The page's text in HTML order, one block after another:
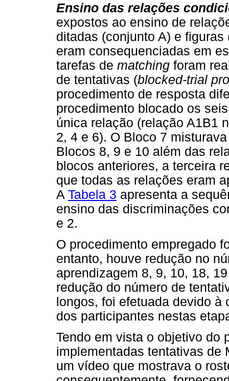
Ensino das relações
expostos ao ensino de
ditadas (conjunto A) e
eram consequenciadas em
tarefas de matching foram
de tentativas (blocked-trial
procedimento de resposta
procedimento blocado os
única relação (relação A1B1
2, 4 e 6). O Bloco 7
Blocos 8, 9 e 10 além das
blocos anteriores, a terceira
que todas as relações eram
A Tabela 3 apresenta a
ensino das discriminações
e 2.
O procedimento empregado
entanto, houve redução no
aprendizagem 8, 9, 10, 18,
redução do número de
longos, foi efetuada devido à
dos participantes nestas
Tendo em vista o objetivo do
implementadas tentativas de
um vídeo que mostrava o